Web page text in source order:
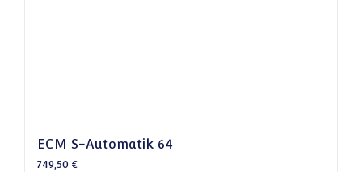
ECM S-Automatik 64
749,50 €